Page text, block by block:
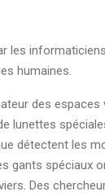
les
humaines.
des
lunettes
détectent les
gants
Des